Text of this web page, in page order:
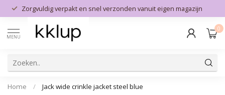
Zorgvuldig verpakt en snel verzonden vanuit eigen magazijn
MENU
0
Home / Jack wide crinkle jacket steel blue